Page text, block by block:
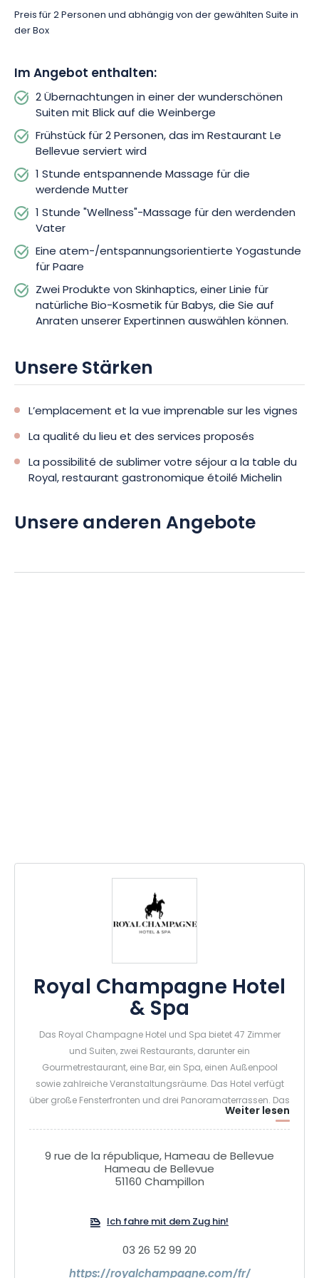
Sie alle Ihre Sorgen und entspannen Sie sich bei einer 1-
stündigen Entspannungsmassage durch eine professionelle
einstündigen Wellness-Massage alle Knoten lösen und Stress
abbauen. Das Royal Champagne Hôtel & Spa***** hat auch
eine Yogastunde für Paare zusammengestellt, die auf Atmung
und Entspannung ausgerichtet ist.
Als Bonus schenkt Ihnen das Hotel 2 Produkte von Skinhaptics,
einer renommierten Linie natürlicher Bio-Kosmetik für Babys.
Expertinnen werden Ihnen wertvolle Ratschläge geben und Sie
bei Ihrer Wahl unterstützen. So können Sie Ihren kleinen
Liebling in vollem Vertrauen willkommen heißen!
Preis für 2 Personen und abhängig von der gewählten Suite in
der Box
Im Angebot enthalten:
2 Übernachtungen in einer der wunderschönen
Suiten mit Blick auf die Weinberge
Frühstück für 2 Personen, das im Restaurant Le
Bellevue serviert wird
1 Stunde entspannende Massage für die
werdende Mutter
1 Stunde "Wellness"-Massage für den werdenden
Vater
Eine atem-/entspannungsorientierte Yogastunde
für Paare
Zwei Produkte von Skinhaptics, einer Linie für
natürliche Bio-Kosmetik für Babys, die Sie auf
Anraten unserer Expertinnen auswählen können.
Unsere Stärken
L’emplacement et la vue imprenable sur les vignes
La qualité du lieu et des services proposés
La possibilité de sublimer votre séjour a la table du
Royal, restaurant gastronomique étoilé Michelin
Unsere anderen Angebote
Royal Champagne Hotel
& Spa
Das Royal Champagne Hotel und Spa bietet 47 Zimmer
und Suiten, zwei Restaurants, darunter ein
Gourmetrestaurant, eine Bar, ein Spa, einen Außenpool
sowie zahlreiche Veranstaltungsräume. Das Hotel verfügt
über große Fensterfronten und drei Panoramaterrassen. Das
Spa, das in Zusammenarbeit mit Biologique Recherche
und KOS Paris betrieben wird, bietet auf einer Fläche von
mehr als 1500 m2 mit 9 Behandlungsräumen, einem
Fitnessraum und einem Yogastudio einen wahren Raum
der Entspannung. Das wie ein zeitgenössisches
Champagne und alle Zimmer und Suiten haben einen
atemberaubenden Blick auf eine Stätte, die zum UNESCO-
Weltkulturerbe gehört. Das Hotel ist Mitglied von The Leading
Weiter lesen
9 rue de la république, Hameau de Bellevue
Hameau de Bellevue
51160 Champillon
Ich fahre mit dem Zug hin!
03 26 52 99 20